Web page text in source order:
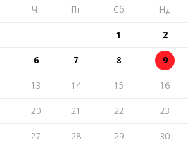
Чт Пт Сб Нд
1 2
6 7 8 9
13 14 15 16
20 21 22 23
27 28 29 30